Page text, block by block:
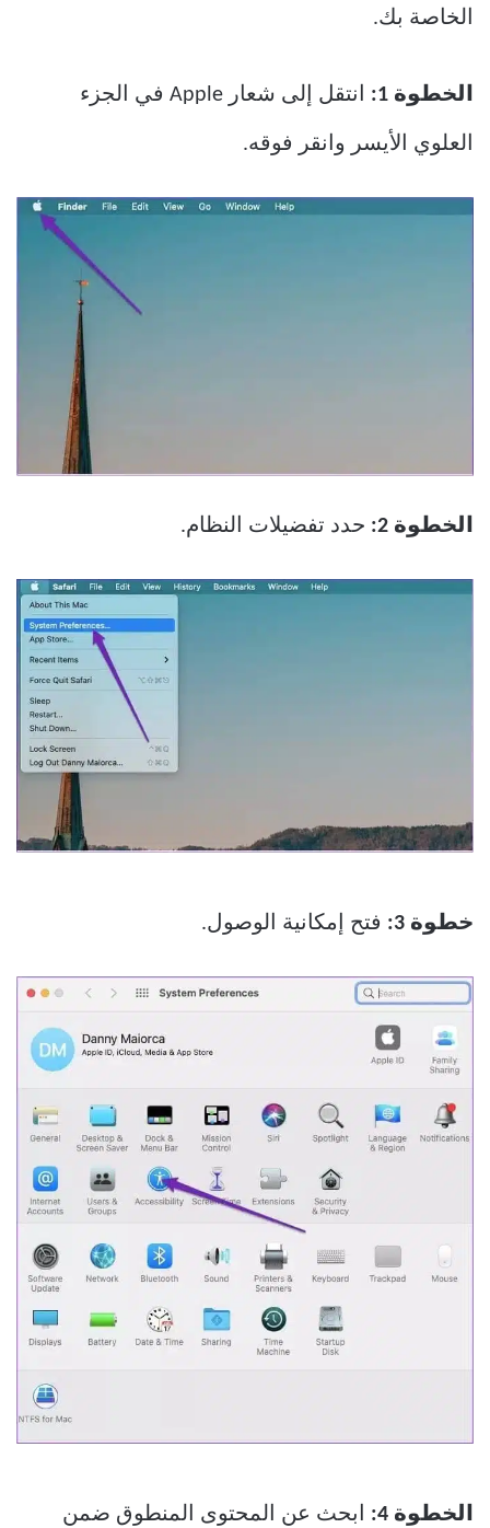
الخاصة بك.
الخطوة 1: انتقل إلى شعار Apple في الجزء
العلوي الأيسر وانقر فوقه.
الخطوة 2: حدد تفضيلات النظام.
خطوة 3: فتح إمكانية الوصول.
الخطوة 4: ابحث عن المحتوى المنطوق ضمن